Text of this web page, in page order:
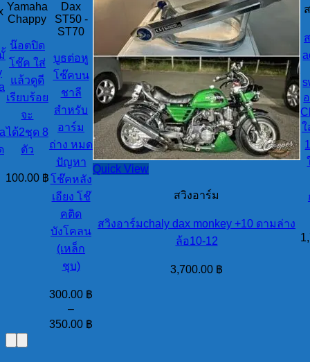
Yamaha
Chappy
น๊อตปิด
โช๊ค ใส่
แล้วดูดี
เรียบร้อย
จะ
ได้2ชุด 8
ตัว
100.00 ฿
Dax
ST50 -
ST70
บูธต่อหู
โช๊คบน
ชาลี
สำหรับ
อาร์ม
ถ่าง หมด
ปัญหา
โช๊คหลัง
เอียง โช๊
คติด
บังโคลน
(เหล็ก
ชุบ)
300.00 ฿
–
350.00 ฿
Quick View
สวิงอาร์ม
สวิงอาร์มchaly dax monkey +10 ดามล่าง
ล้อ10-12
3,700.00 ฿